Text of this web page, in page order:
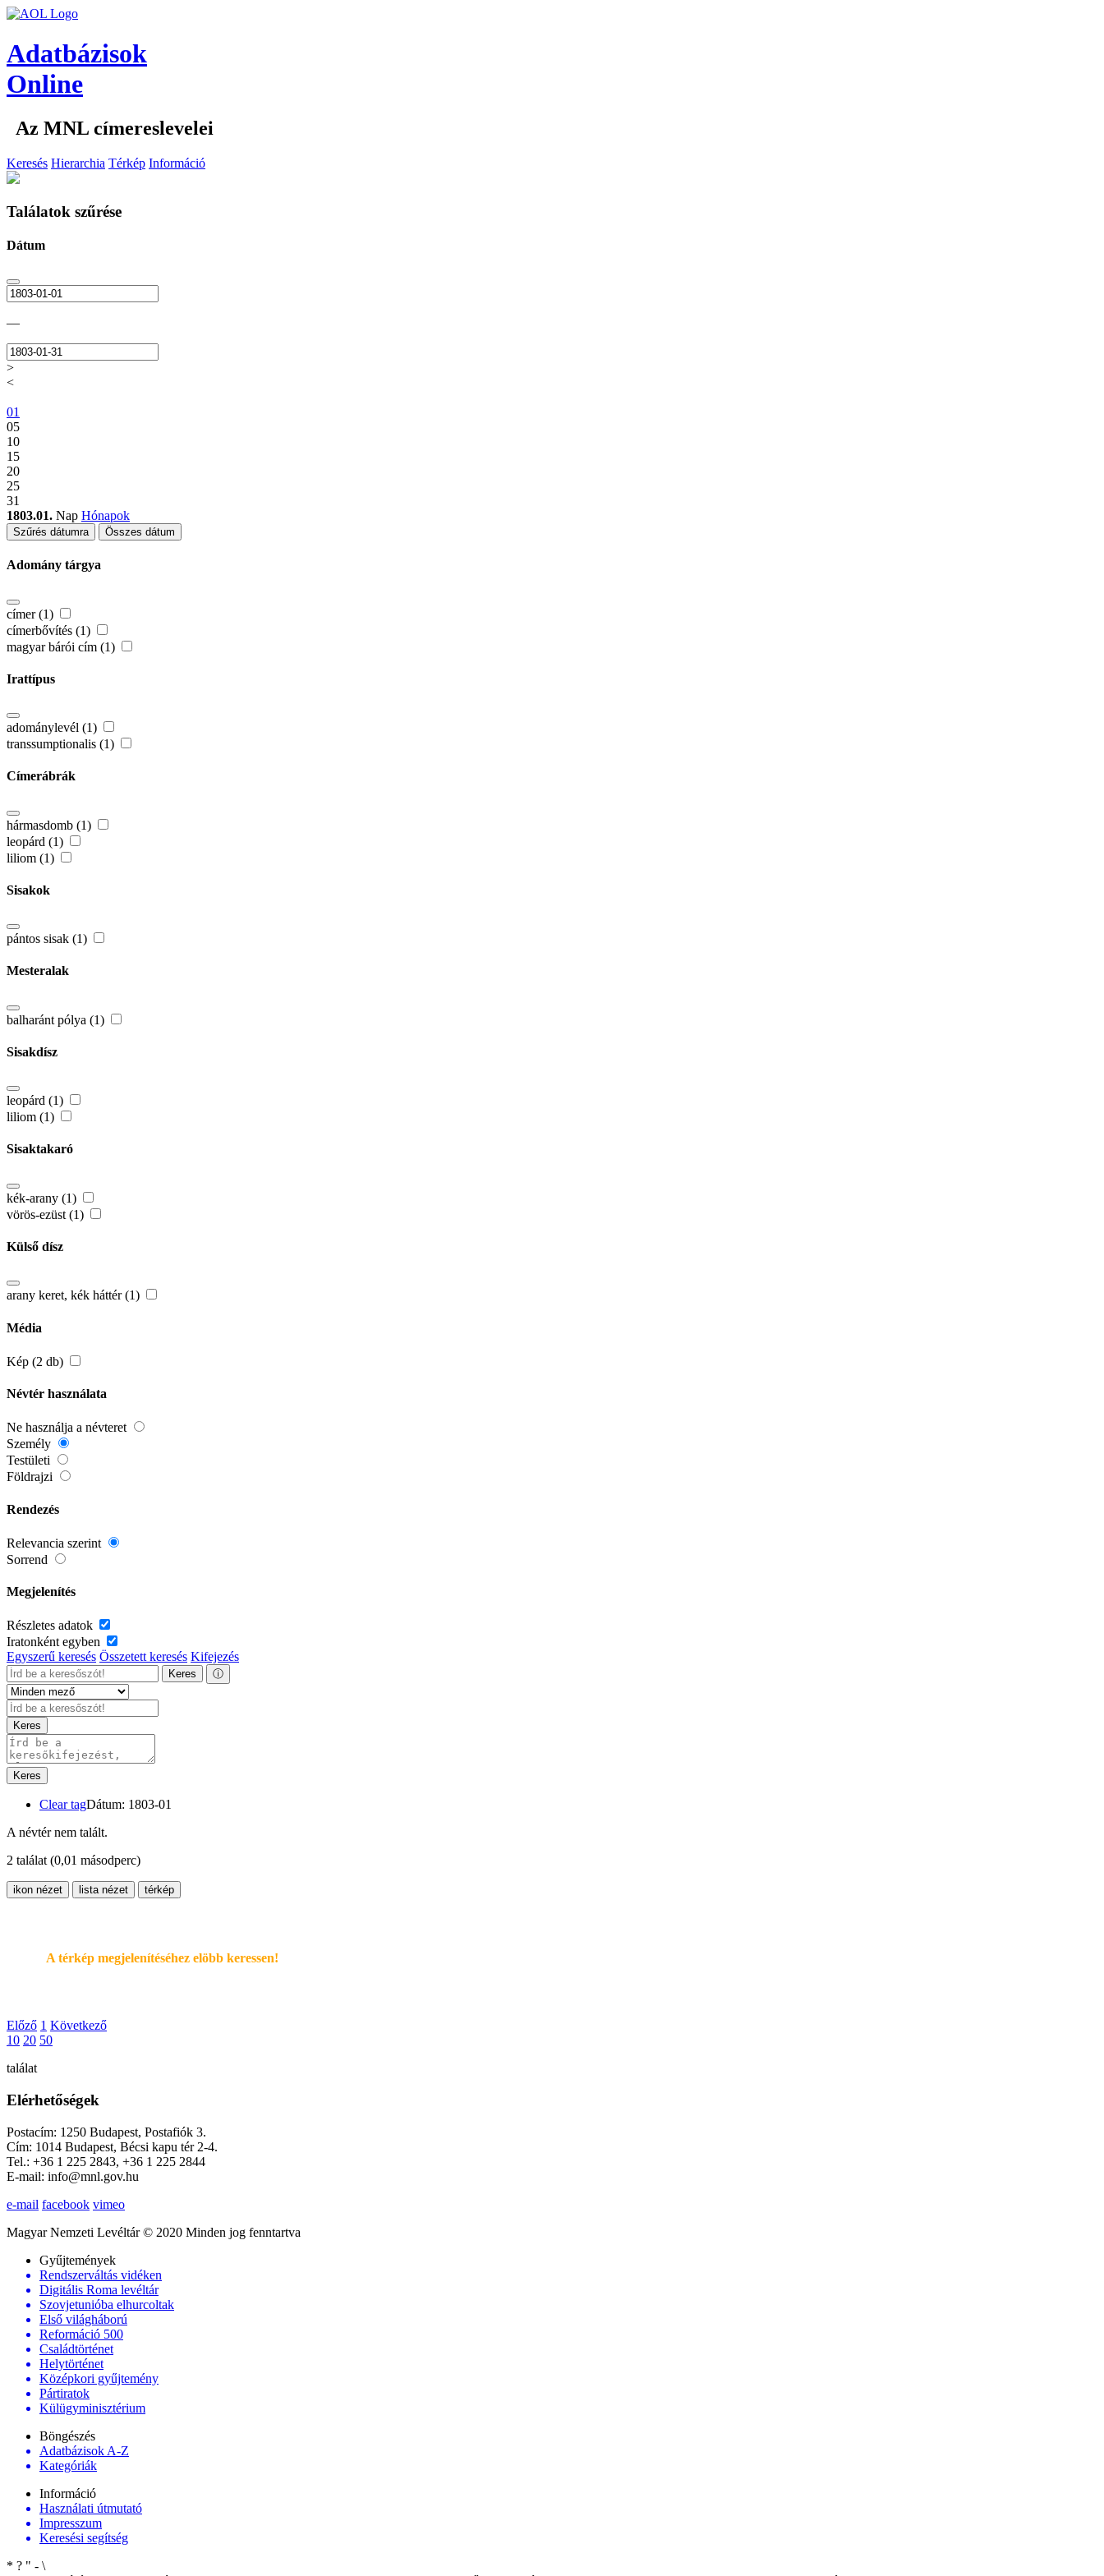
Adatbázisok
Online
Az MNL címereslevelei
Keresés Hierarchia Térkép Információ
Találatok szűrése
Dátum
—
>
<
01
05
10
15
20
25
31
1803.01. Nap Hónapok
Szűrés dátumra Összes dátum
Adomány tárgya
címer (1)
címerbővítés (1)
magyar bárói cím (1)
Irattípus
adománylevél (1)
transsumptionalis (1)
Címerábrák
hármasdomb (1)
leopárd (1)
liliom (1)
Sisakok
pántos sisak (1)
Mesteralak
balharánt pólya (1)
Sisakdísz
leopárd (1)
liliom (1)
Sisaktakaró
kék-arany (1)
vörös-ezüst (1)
Külső dísz
arany keret, kék háttér (1)
Média
Kép (2 db)
Névtér használata
Ne használja a névteret
Személy
Testületi
Földrajzi
Rendezés
Relevancia szerint
Sorrend
Megjelenítés
Részletes adatok
Iratonként egyben
Egyszerű keresés Összetett keresés Kifejezés
Keres ⓘ
Keres
Keres
Clear tagDátum: 1803-01
A névtér nem talált.
2 találat(0,01 másodperc)
ikon nézet lista nézet térkép
A térkép megjelenítéséhez elöbb keressen!
Előző 1 Következő
10 20 50
találat
Elérhetőségek
Postacím: 1250 Budapest, Postafiók 3.
Cím: 1014 Budapest, Bécsi kapu tér 2-4.
Tel.: +36 1 225 2843, +36 1 225 2844
E-mail: info@mnl.gov.hu
e-mail facebook vimeo
Magyar Nemzeti Levéltár © 2020 Minden jog fenntartva
Gyűjtemények
Rendszerváltás vidéken
Digitális Roma levéltár
Szovjetunióba elhurcoltak
Első világháború
Reformáció 500
Családtörténet
Helytörténet
Középkori gyűjtemény
Pártiratok
Külügyminisztérium
Böngészés
Adatbázisok A-Z
Kategóriák
Információ
Használati útmutató
Impresszum
Keresési segítség
* ? " - \